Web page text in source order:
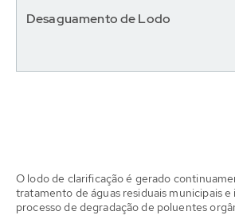
Desaguamento de Lodo
O lodo de clarificação é gerado
tratamento de águas residuais municipais
processo de degradação de poluentes